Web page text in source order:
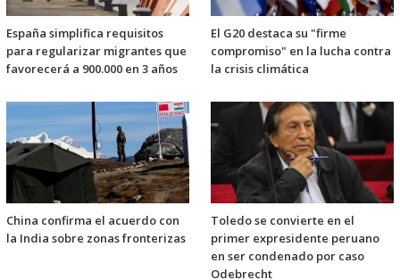
España simplifica requisitos
para regularizar migrantes que
favorecerá a 900.000 en 3 años
El G20 destaca su "firme
compromiso" en la lucha contra
la crisis climática
China confirma el acuerdo con
la India sobre zonas fronterizas
Toledo se convierte en el
primer expresidente peruano
en ser condenado por caso
Odebrecht